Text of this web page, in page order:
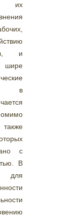
их
и
в
также
с
В
для